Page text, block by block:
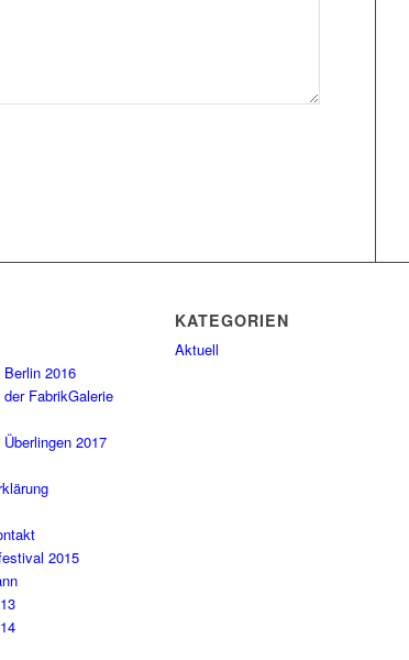
2016
FabrikGalerie
2017
2015
KATEGORIEN
Aktuell